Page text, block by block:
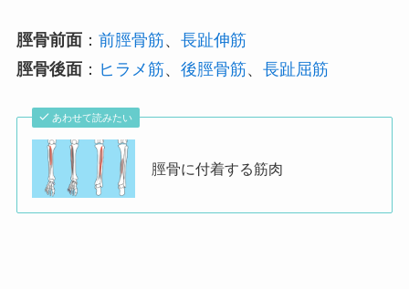
脛骨前面： 前脛骨筋、 長趾伸筋
脛骨後面： ヒラメ筋、 後脛骨筋、 長趾屈筋
あわせて読みたい
脛骨に付着する筋肉